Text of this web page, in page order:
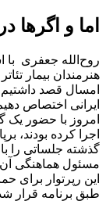
اما و اگرها
روح‌الله جعفری با
هنرمندان بیمار
امسال قصد داشتیم
ایرانی اختصاص
اجرا کرده بودند،
گذشته جلساتی را
مسئول هماهنگی آن
این رپرتوار برای